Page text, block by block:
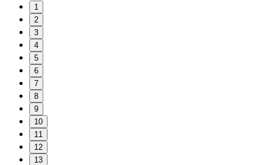
1
2
3
4
5
6
7
8
9
10
11
12
13